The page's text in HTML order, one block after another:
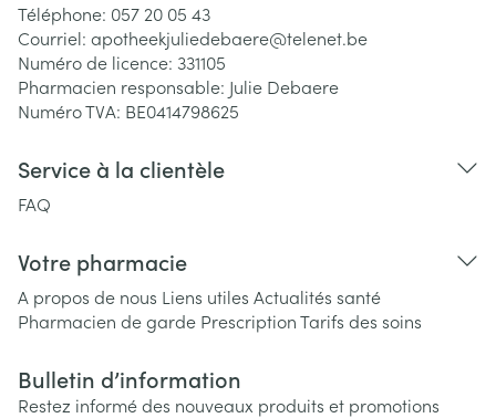
Téléphone: 057 20 05 43
Courriel: apotheekjuliedebaere@telenet.be
Numéro de licence: 331105
Pharmacien responsable: Julie Debaere
Numéro TVA: BE0414798625
Service à la clientèle
FAQ
Votre pharmacie
A propos de nous Liens utiles Actualités santé
Pharmacien de garde PrescriptionTarifs des soins
Bulletin d’information
Restez informé des nouveaux produits et promotions